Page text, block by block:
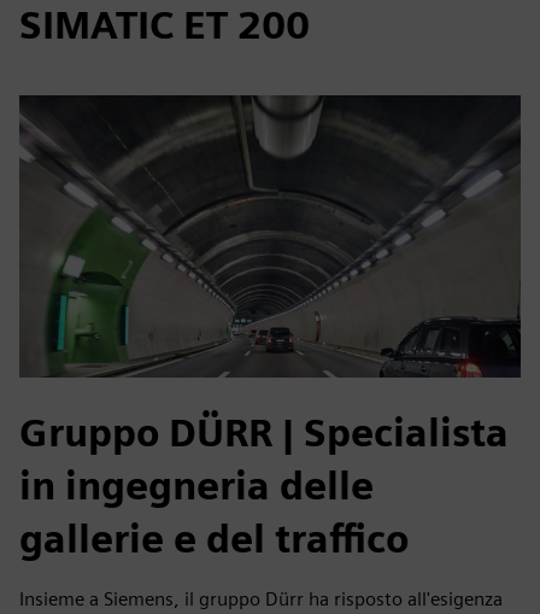
SIMATIC ET 200
Gruppo DÜRR | Specialista
in ingegneria delle
gallerie e del traffico
Insieme a Siemens, il gruppo Dürr ha risposto all'esigenza